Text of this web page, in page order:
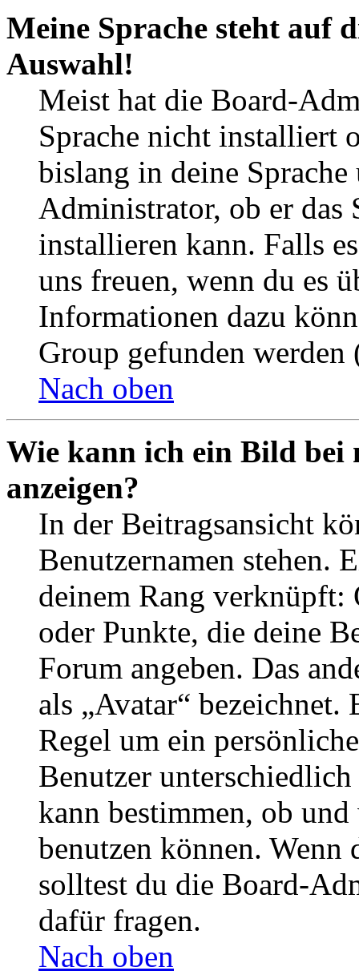
Meine Sprache steht auf
Auswahl!
Meist hat die Board-
Sprache nicht installiert
bislang in deine
Administrator, ob er das
installieren kann. Falls
uns freuen, wenn du es
Informationen dazu
Group gefunden
Nach oben
Wie kann ich ein Bild bei
anzeigen?
In der Beitragsansicht
Benutzernamen stehen.
deinem Rang verknüpft:
oder Punkte, die deine
Forum angeben. Das
als „Avatar“
Regel um ein
Benutzer
kann bestimmen, ob
benutzen können. Wenn
solltest du die Board-
dafür fragen.
Nach oben